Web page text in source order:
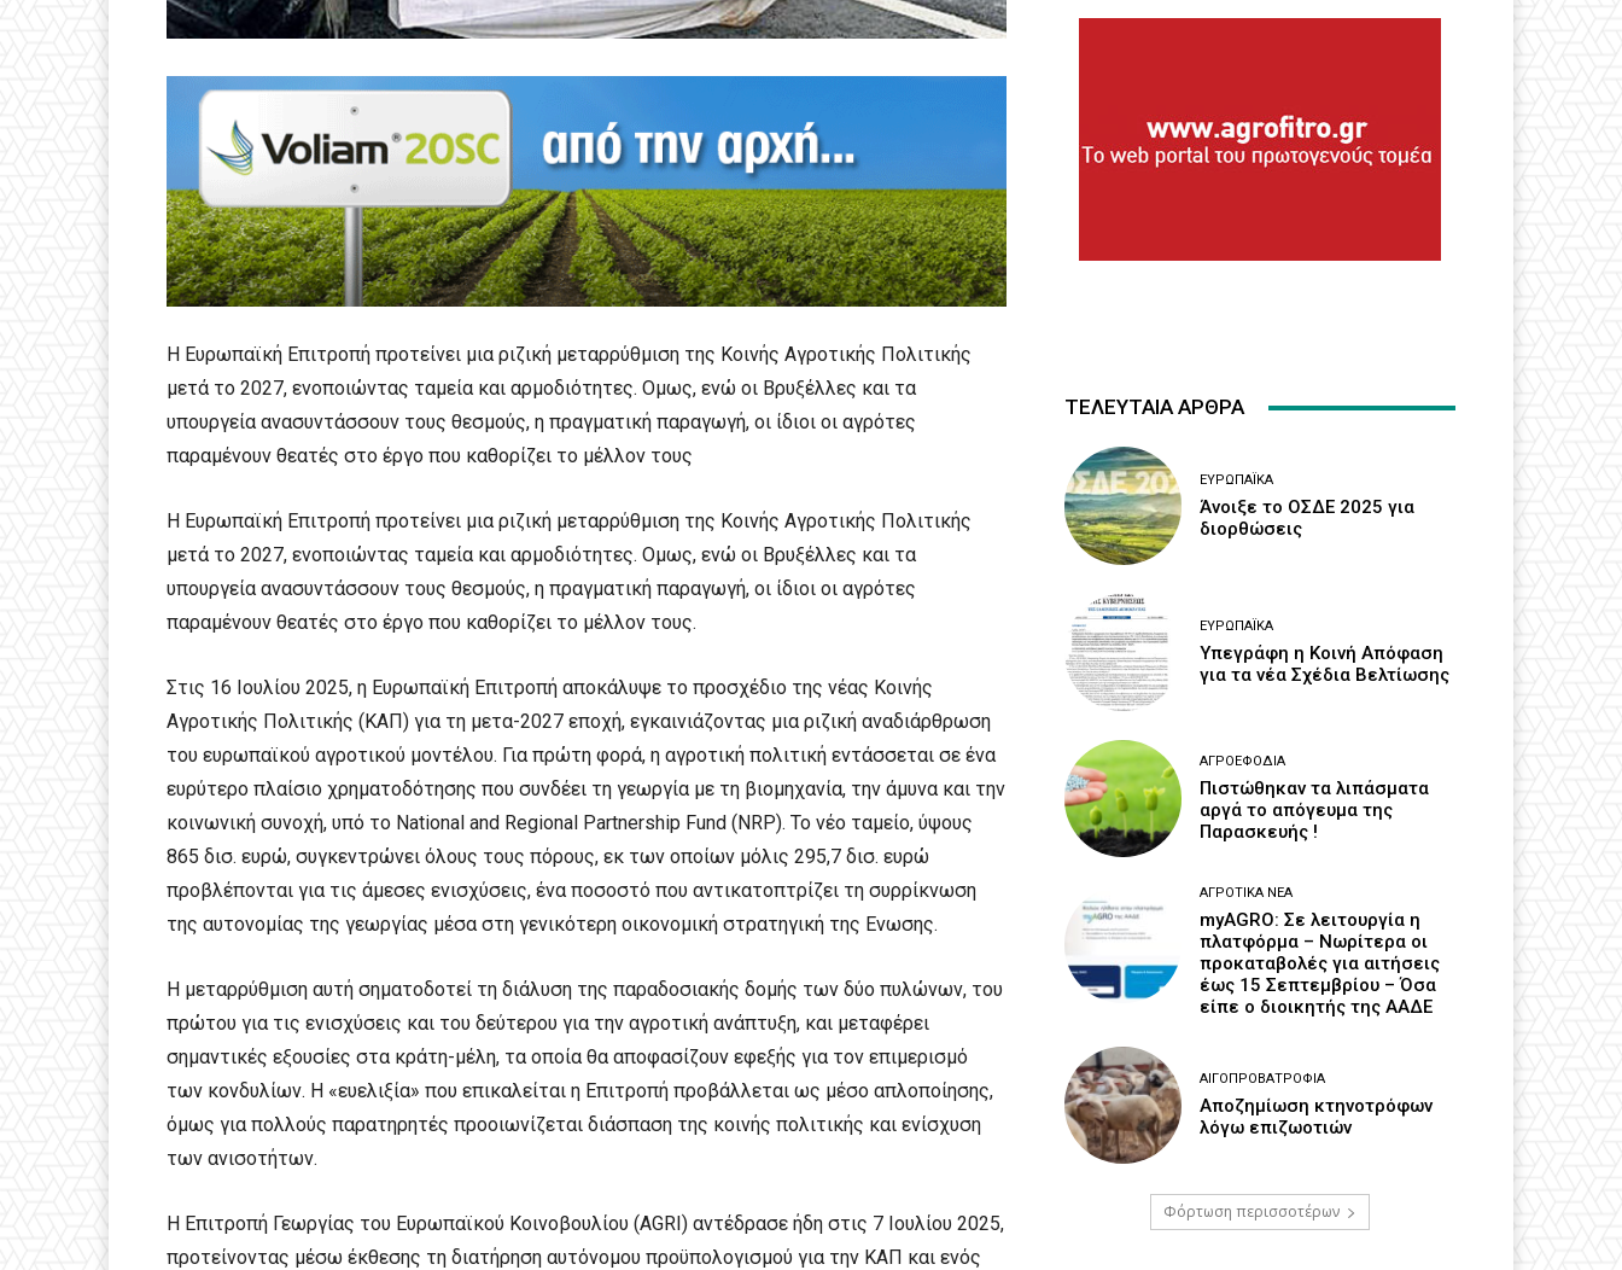
Η Ευρωπαϊκή Επιτροπή προτείνει μια ριζική μεταρρύθμιση της Κοινής Αγροτικής Πολιτικής
μετά το 2027, ενοποιώντας ταμεία και αρμοδιότητες. Ομως, ενώ οι Βρυξέλλες και τα
υπουργεία ανασυντάσσουν τους θεσμούς, η πραγματική παραγωγή, οι ίδιοι οι αγρότες
παραμένουν θεατές στο έργο που καθορίζει το μέλλον τους
Η Ευρωπαϊκή Επιτροπή προτείνει μια ριζική μεταρρύθμιση της Κοινής Αγροτικής Πολιτικής
μετά το 2027, ενοποιώντας ταμεία και αρμοδιότητες. Ομως, ενώ οι Βρυξέλλες και τα
υπουργεία ανασυντάσσουν τους θεσμούς, η πραγματική παραγωγή, οι ίδιοι οι αγρότες
παραμένουν θεατές στο έργο που καθορίζει το μέλλον τους.
Στις 16 Ιουλίου 2025, η Ευρωπαϊκή Επιτροπή αποκάλυψε το προσχέδιο της νέας Κοινής
Αγροτικής Πολιτικής (ΚΑΠ) για τη μετα-2027 εποχή, εγκαινιάζοντας μια ριζική αναδιάρθρωση
του ευρωπαϊκού αγροτικού μοντέλου. Για πρώτη φορά, η αγροτική πολιτική εντάσσεται σε ένα
ευρύτερο πλαίσιο χρηματοδότησης που συνδέει τη γεωργία με τη βιομηχανία, την άμυνα και την
κοινωνική συνοχή, υπό το National and Regional Partnership Fund (NRP). Το νέο ταμείο, ύψους
865 δισ. ευρώ, συγκεντρώνει όλους τους πόρους, εκ των οποίων μόλις 295,7 δισ. ευρώ
προβλέπονται για τις άμεσες ενισχύσεις, ένα ποσοστό που αντικατοπτρίζει τη συρρίκνωση
της αυτονομίας της γεωργίας μέσα στη γενικότερη οικονομική στρατηγική της Ενωσης.
Η μεταρρύθμιση αυτή σηματοδοτεί τη διάλυση της παραδοσιακής δομής των δύο πυλώνων, του
πρώτου για τις ενισχύσεις και του δεύτερου για την αγροτική ανάπτυξη, και μεταφέρει
σημαντικές εξουσίες στα κράτη-μέλη, τα οποία θα αποφασίζουν εφεξής για τον επιμερισμό
των κονδυλίων. Η «ευελιξία» που επικαλείται η Επιτροπή προβάλλεται ως μέσο απλοποίησης,
όμως για πολλούς παρατηρητές προοιωνίζεται διάσπαση της κοινής πολιτικής και ενίσχυση
των ανισοτήτων.
Η Επιτροπή Γεωργίας του Ευρωπαϊκού Κοινοβουλίου (AGRI) αντέδρασε ήδη στις 7 Ιουλίου 2025,
προτείνοντας μέσω έκθεσης τη διατήρηση αυτόνομου προϋπολογισμού για την ΚΑΠ και ενός
ΤΕΛΕΥΤΑΙΑ ΑΡΘΡΑ
ΕΥΡΩΠΑΪΚΆ
Άνοιξε το ΟΣΔΕ 2025 για
διορθώσεις
ΕΥΡΩΠΑΪΚΆ
Υπεγράφη η Κοινή Απόφαση
για τα νέα Σχέδια Βελτίωσης
ΑΓΡΟΕΦΌΔΙΑ
Πιστώθηκαν τα λιπάσματα
αργά το απόγευμα της
Παρασκευής !
ΑΓΡΟΤΙΚΆ ΝΈΑ
myAGRO: Σε λειτουργία η
πλατφόρμα – Νωρίτερα οι
προκαταβολές για αιτήσεις
έως 15 Σεπτεμβρίου – Όσα
είπε ο διοικητής της ΑΑΔΕ
ΑΙΓΟΠΡΟΒΑΤΡΟΦΊΑ
Αποζημίωση κτηνοτρόφων
λόγω επιζωοτιών
Φόρτωση περισσοτέρων